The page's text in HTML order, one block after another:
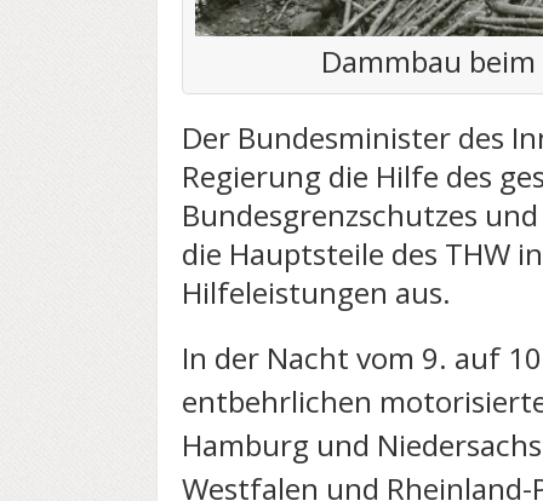
Dammbau
Der Bundesminister des
Regierung die Hilfe des
Bundesgrenzschutzes
die Hauptsteile des THW
Hilfeleistungen aus.
In der Nacht vom 9. auf
entbehrlichen
Hamburg und
Westfalen und Rheinland-